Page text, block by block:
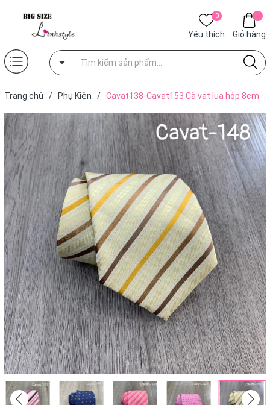
0
Yêu thích Giỏ hàng
Trang chủ / Phụ Kiện / Cavat138-Cavat153 Cà vạt lụa hộp 8cm